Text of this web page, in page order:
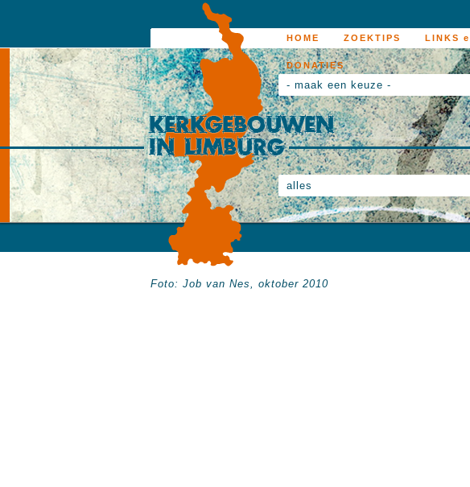
HOME ZOEKTIPS LINKS
DONATIES
- maak een keuze -
alles
Foto: Job van Nes, oktober 2010